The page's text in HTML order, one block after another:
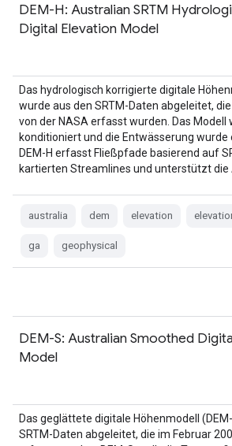
DEM-H: Australian SRTM
Digital Elevation Model
Das hydrologisch korrigierte digitale
wurde aus den SRTM-Daten abgeleitet,
von der NASA erfasst wurden. Das Modell
konditioniert und die Entwässerung wurde
DEM-H erfasst Fließpfade basierend auf
kartierten Streamlines und unterstützt die
australia dem elevation
ga geophysical
DEM-S: Australian Smoothed
Model
Das geglättete digitale Höhenmodell
SRTM-Daten abgeleitet, die im Februar